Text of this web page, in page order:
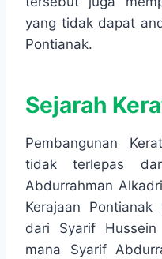
yang tidak dapat
Pontianak.
Sejarah
Pembangunan
tidak terlepas
Abdurrahman
Kerajaan
dari Syarif
mana Syarif